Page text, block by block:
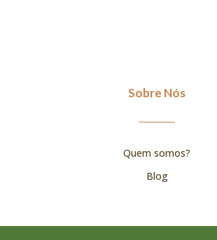
Sobre Nós
Quem somos?
Blog